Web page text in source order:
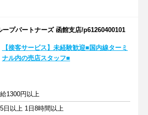
プパートナーズ 函館支店/p61260400101
【接客サービス】未経験歓迎■国内線ターミ
ナル内の売店スタッフ■
1300円以上
日以上 1日8時間以上